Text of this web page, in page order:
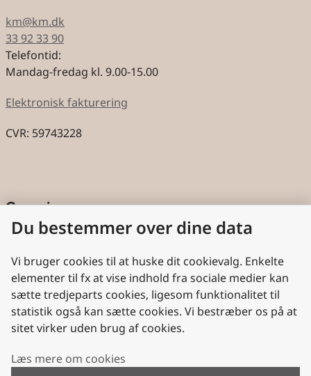
km@km.dk
33 92 33 90
Telefontid:
Mandag-fredag kl. 9.00-15.00
Elektronisk fakturering
CVR: 59743228
Genveje
Cookies
Aktindsigt
Persondatabeskyttelse
Nyttige links
Plan- og Landdistriktsstyrelsen
Du bestemmer over dine data
Vi bruger cookies til at huske dit cookievalg. Enkelte
elementer til fx at vise indhold fra sociale medier kan
sætte tredjeparts cookies, ligesom funktionalitet til
statistik også kan sætte cookies. Vi bestræber os på at
sitet virker uden brug af cookies.
Læs mere om cookies